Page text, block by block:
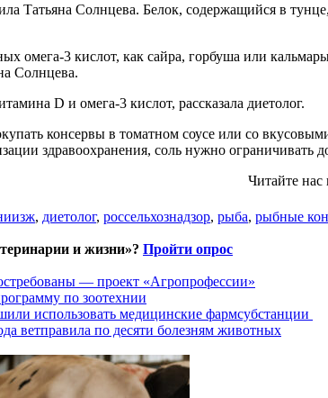
Татьяна Солнцева. Белок, содержащийся в
омега-3 кислот, как сайра, горбуша или
Солнцева.
D и омега-3 кислот, рассказала диетолог.
консервы в томатном соусе или со
здравоохранения, соль нужно ограничивать
Читайте нас
, диетолог, россельхознадзор, рыба, рыбные
и жизни»? Пройти опрос
— проект «Агропрофессии»
по зоотехнии
использовать медицинские фармсубстанции
ветправила по десяти болезням животных